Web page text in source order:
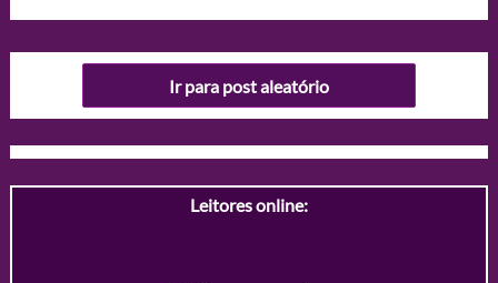
Ir para post aleatório
Leitores online: